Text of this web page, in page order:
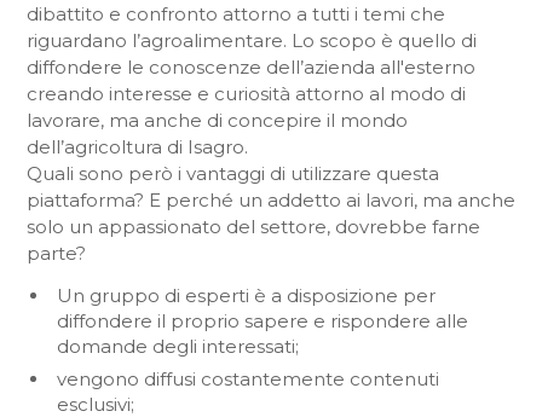
dibattito e confronto attorno a tutti i temi che
riguardano l’agroalimentare. Lo scopo è quello di
diffondere le conoscenze dell’azienda all'esterno
creando interesse e curiosità attorno al modo di
lavorare, ma anche di concepire il mondo
dell’agricoltura di Isagro.
Quali sono però i vantaggi di utilizzare questa
piattaforma? E perché un addetto ai lavori, ma anche
solo un appassionato del settore, dovrebbe farne
parte?
Un gruppo di esperti è a disposizione per
diffondere il proprio sapere e rispondere alle
domande degli interessati;
vengono diffusi costantemente contenuti
esclusivi;